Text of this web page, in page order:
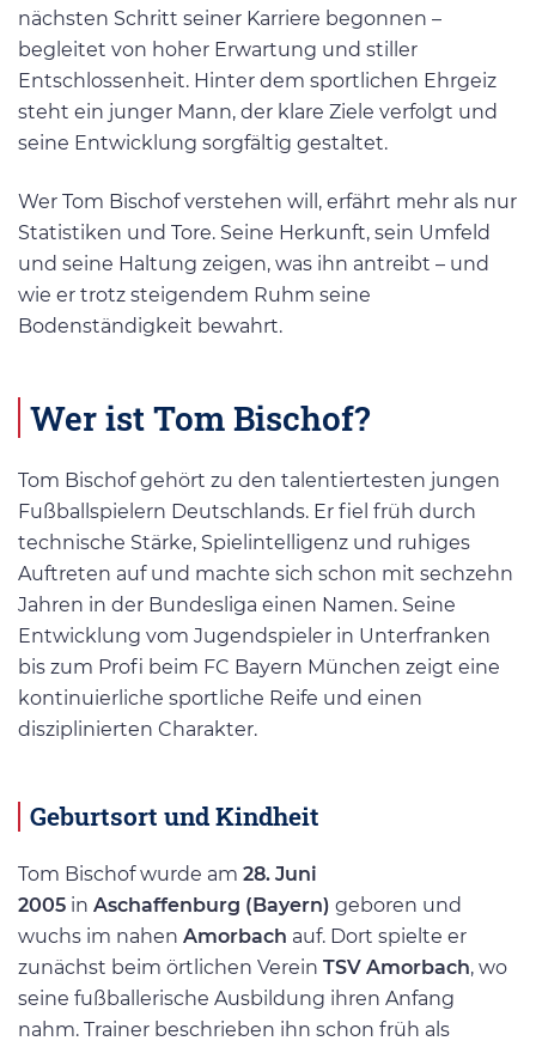
nächsten Schritt seiner Karriere begonnen –
begleitet von hoher Erwartung und stiller
Entschlossenheit. Hinter dem sportlichen Ehrgeiz
steht ein junger Mann, der klare Ziele verfolgt und
seine Entwicklung sorgfältig gestaltet.
Wer Tom Bischof verstehen will, erfährt mehr als nur
Statistiken und Tore. Seine Herkunft, sein Umfeld
und seine Haltung zeigen, was ihn antreibt – und
wie er trotz steigendem Ruhm seine
Bodenständigkeit bewahrt.
Wer ist Tom Bischof?
Tom Bischof gehört zu den talentiertesten jungen
Fußballspielern Deutschlands. Er fiel früh durch
technische Stärke, Spielintelligenz und ruhiges
Auftreten auf und machte sich schon mit sechzehn
Jahren in der Bundesliga einen Namen. Seine
Entwicklung vom Jugendspieler in Unterfranken
bis zum Profi beim FC Bayern München zeigt eine
kontinuierliche sportliche Reife und einen
disziplinierten Charakter.
Geburtsort und Kindheit
Tom Bischof wurde am 28. Juni
2005 in Aschaffenburg (Bayern) geboren und
wuchs im nahen Amorbach auf. Dort spielte er
zunächst beim örtlichen Verein TSV Amorbach, wo
seine fußballerische Ausbildung ihren Anfang
nahm. Trainer beschrieben ihn schon früh als